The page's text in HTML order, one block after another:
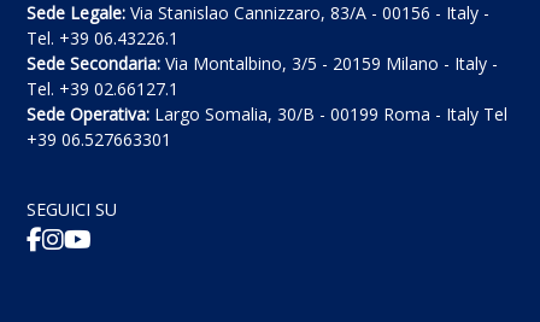
Sede Legale: Via Stanislao Cannizzaro, 83/A - 00156 - Italy -
Tel. +39 06.43226.1
Sede Secondaria: Via Montalbino, 3/5 - 20159 Milano - Italy -
Tel. +39 02.66127.1
Sede Operativa: Largo Somalia, 30/B - 00199 Roma - Italy Tel
+39 06.527663301
SEGUICI SU